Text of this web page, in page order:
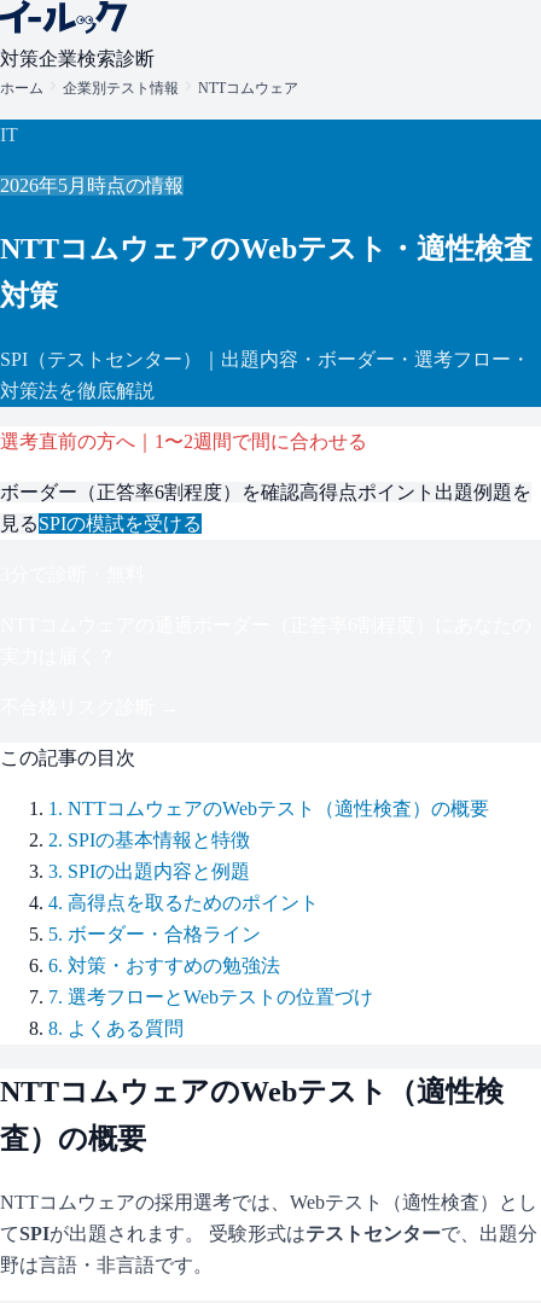
対策企業検索診断
ホーム 企業別テスト情報 NTTコムウェア
IT
2026年5月 時点の情報
NTTコムウェアのWebテスト・適性検査
対策
SPI （テストセンター）
｜出題内容・ボーダー・選考フロー・
対策法を徹底解説
選考直前の方へ｜1〜2週間で間に合わせる
ボーダー（正答率6割程度）を確認高得点ポイント 出題例題を
見るSPIの模試を受ける
この記事の目次
1 . NTTコムウェアのWebテスト（適性検査）の概要
2. SPIの基本情報と特徴
3. SPIの出題内容と例題
4. 高得点を取るためのポイント
5. ボーダー・合格ライン
6. 対策・おすすめの勉強法
7. 選考フローとWebテストの位置づけ
8. よくある質問
NTTコムウェアのWebテスト（適性検
査）の概要
NTTコムウェアの採用選考では、Webテスト（適性検査）とし
てSPIが出題されます。 受験形式はテストセンターで、 出題分
野は言語・非言語です。